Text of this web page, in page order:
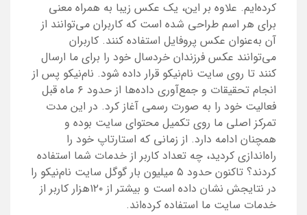
کرده‌ایم. علاوه بر این، یک عکس زیبا به همراه معنی
برای هر اسم طراحی شده است که کاربران می‌توانند از
آن به‌عنوان عکس پروفایل استفاده کنند. کاربران
می‌توانند عکس فرزندان خردسال خود را برای ما ارسال
کنند‌ تا ‌روی سایت نام‌نیکو قرار داده شود. نام‌نیکو پس از
انجام تحقیقات و جمع‌آوری داده‌ها از حدود ۶ ماه قبل
فعالیت خود را به صورت رسمی آغاز کرد. در این مدت
تمرکز اصلی ما روی تکمیل محتوای سایت بوده ‌و
همچنان ادامه دارد. از زمانی که استارتاپ خود را
راه‌اندازی کردید، چه تعداد کاربر از خدمات شما استفاده
کردند؟ تاکنون حدود ۵ میلیون بار گوگل سایت نام‌نیکو را
در نتایجش نشان داده است‌ و بیشتر از ۱۲۰‌هزار کاربر از
خدمات سایت ما استفاده کرده‌اند.